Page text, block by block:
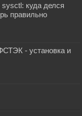
sysctl: куда делся
правильно
- установка и